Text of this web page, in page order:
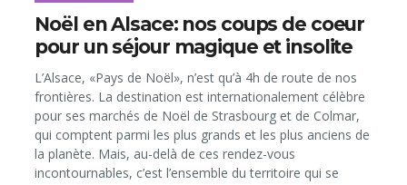
Noël en Alsace: nos coups de coeur
pour un séjour magique et insolite
L’Alsace, «Pays de Noël», n’est qu’à 4h de route de nos
frontières. La destination est internationalement célèbre
pour ses marchés de Noël de Strasbourg et de Colmar,
qui comptent parmi les plus grands et les plus anciens de
la planète. Mais, au-delà de ces rendez-vous
incontournables, c’est l’ensemble du territoire qui se